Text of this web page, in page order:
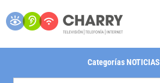
Categorías NOTICIAS